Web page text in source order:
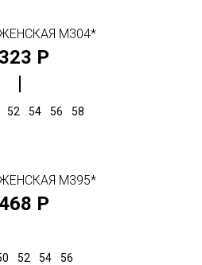
М304*
323 Р
52 54 56 58
М395*
Р
52 54
56